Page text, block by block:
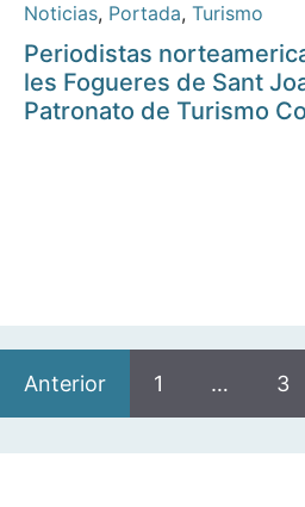
Noticias, Portada, Turismo
Periodistas
les Fogueres de Sant
Patronato de Turismo
Anterior 1 … 3